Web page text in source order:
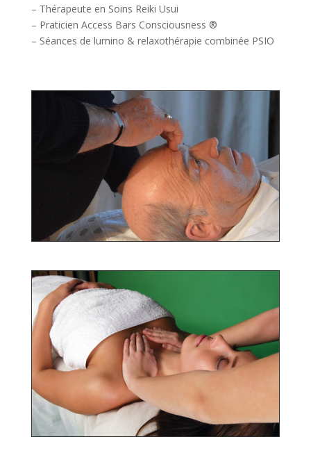
– Thérapeute en Soins Reiki Usui
– Praticien Access Bars Consciousness ®
– Séances de lumino & relaxothérapie combinée PSIO